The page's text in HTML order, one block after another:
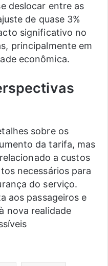
deslocar entre as
de quase 3%
significativo no
principalmente em
econômica.
sobre os
da tarifa, mas
a custos
necessários para
do serviço.
aos passageiros e
nova realidade